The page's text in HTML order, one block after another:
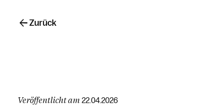
Veröffentlicht am 22.04.2026
Zurück